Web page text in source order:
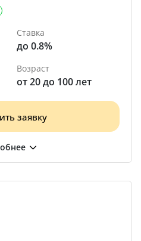
Ставка
до 0.8%
Возраст
от 20 до 100 лет
заявку